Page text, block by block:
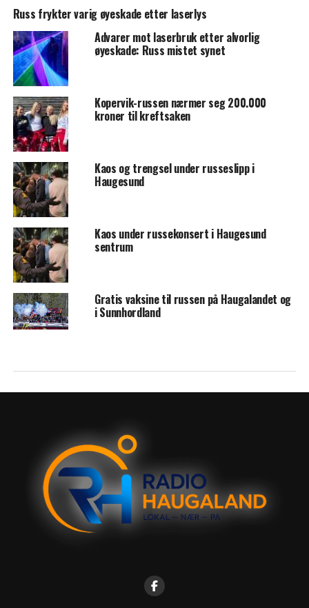
Russ frykter varig øyeskade etter laserlys
Advarer mot laserbruk etter alvorlig
øyeskade: Russ mistet synet
Kopervik-russen nærmer seg 200.000
kroner til kreftsaken
Kaos og trengsel under russeslipp i
Haugesund
Kaos under russekonsert i Haugesund
sentrum
Gratis vaksine til russen på Haugalandet og
i Sunnhordland